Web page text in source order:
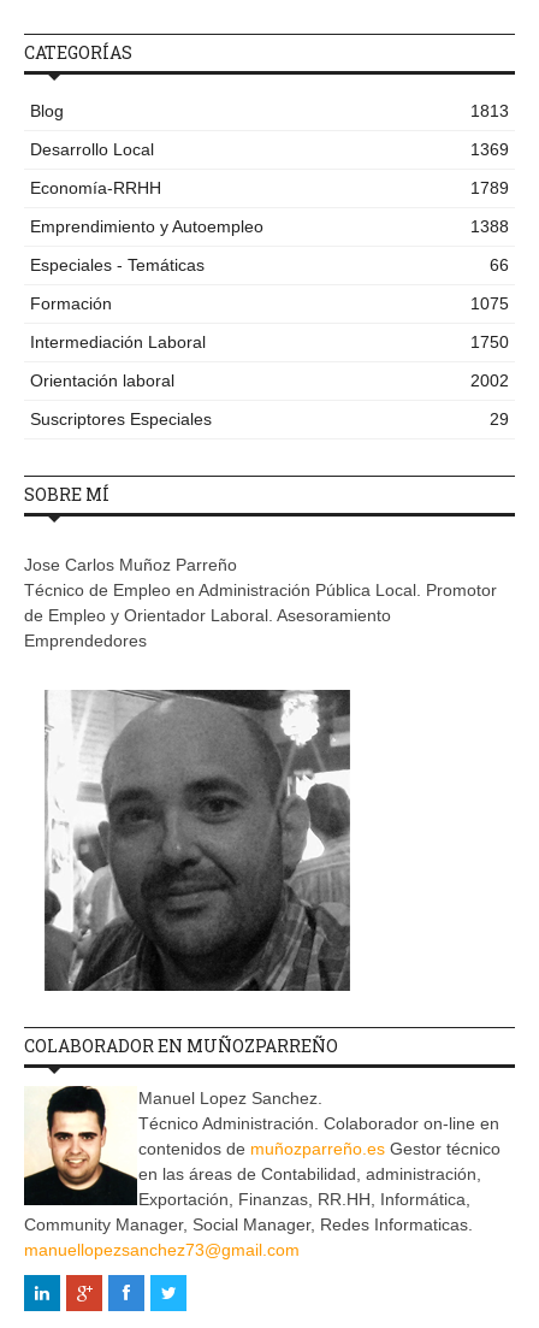
CATEGORÍAS
Blog
1813
Desarrollo Local
1369
Economía-RRHH
1789
Emprendimiento y Autoempleo
1388
Especiales - Temáticas
66
Formación
1075
Intermediación Laboral
1750
Orientación laboral
2002
Suscriptores Especiales
29
SOBRE MÍ
Jose Carlos Muñoz Parreño
Técnico de Empleo en Administración Pública Local. Promotor
de Empleo y Orientador Laboral. Asesoramiento
Emprendedores
COLABORADOR EN MUÑOZPARREÑO
Manuel Lopez Sanchez.
Técnico Administración. Colaborador on-line en
contenidos de muñozparreño.es Gestor técnico
en las áreas de Contabilidad, administración,
Exportación, Finanzas, RR.HH, Informática,
Community Manager, Social Manager, Redes Informaticas.
manuellopezsanchez73@gmail.com